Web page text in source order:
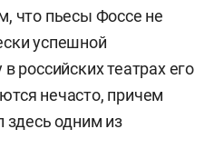
что пьесы Фоссе не
успешной
российских театрах его
нечасто, причем
здесь одним из